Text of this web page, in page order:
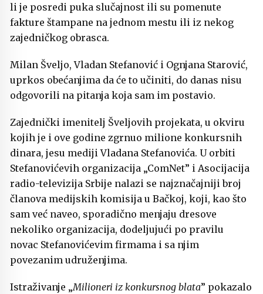
li je posredi puka slučajnost ili su pomenute
fakture štampane na jednom mestu ili iz nekog
zajedničkog obrasca.
Milan Šveljo, Vladan Stefanović i Ognjana Starović,
uprkos obećanjima da će to učiniti, do danas nisu
odgovorili na pitanja koja sam im postavio.
Zajednički imenitelj Šveljovih projekata, u okviru
kojih je i ove godine zgrnuo milione konkursnih
dinara, jesu mediji Vladana Stefanovića. U orbiti
Stefanovićevih organizacija „ComNet” i Asocijacija
radio-televizija Srbije nalazi se najznačajniji broj
članova medijskih komisija u Bačkoj, koji, kao što
sam već naveo, sporadično menjaju dresove
nekoliko organizacija, dodeljujući po pravilu
novac Stefanovićevim firmama i sa njim
povezanim udruženjima.
Istraživanje „Milioneri iz konkursnog blata” pokazalo